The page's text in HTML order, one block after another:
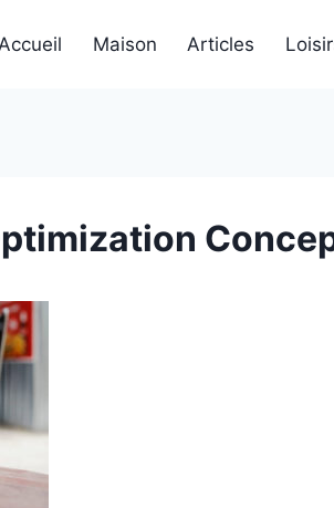
Accueil Maison Articles